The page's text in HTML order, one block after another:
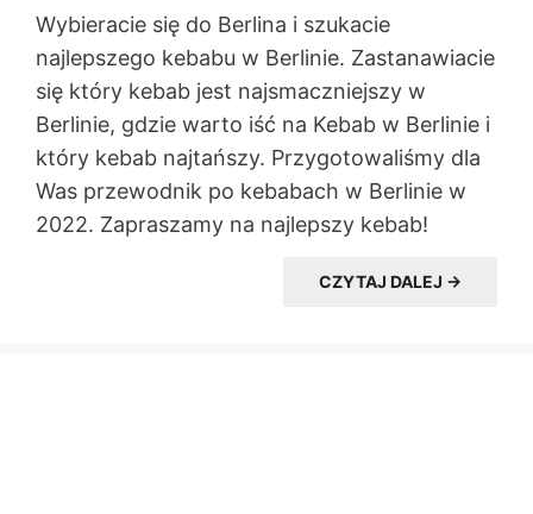
Wybieracie się do Berlina i szukacie
najlepszego kebabu w Berlinie. Zastanawiacie
się który kebab jest najsmaczniejszy w
Berlinie, gdzie warto iść na Kebab w Berlinie i
który kebab najtańszy. Przygotowaliśmy dla
Was przewodnik po kebabach w Berlinie w
2022. Zapraszamy na najlepszy kebab!
CZYTAJ DALEJ →